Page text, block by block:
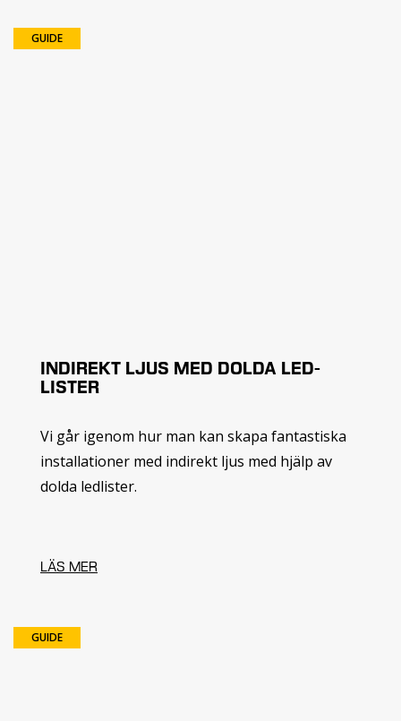
INDIREKT LJUS MED DOLDA LED-
LISTER
Vi går igenom hur man kan skapa fantastiska
installationer med indirekt ljus med hjälp av
dolda ledlister.
LÄS MER
GUIDE
GUIDE